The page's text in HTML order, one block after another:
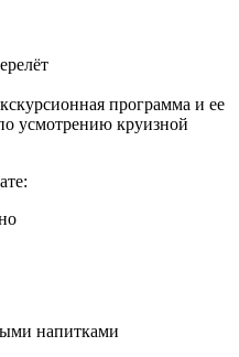
программа и ее
усмотрению круизной
напитками